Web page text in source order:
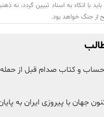
با اتکاء به اسناد تبیین گردد، نه
از جنگ خواهد بود.
حساب و کتاب صدام قبل از حمله
جهان با پیروزی ایران به